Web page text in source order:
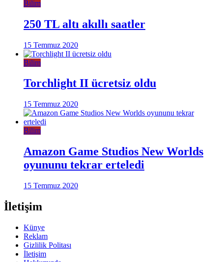
Bilim
250 TL altı akıllı saatler
15 Temmuz 2020
Bilim
Torchlight II ücretsiz oldu
15 Temmuz 2020
Bilim
Amazon Game Studios New Worlds
oyununu tekrar erteledi
15 Temmuz 2020
İletişim
Künye
Reklam
Gizlilik Politası
İletişim